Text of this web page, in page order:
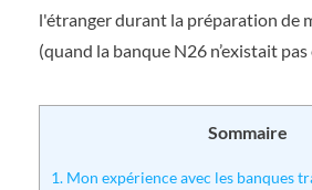
l'étranger durant la préparation de
(quand la banque N26 n’existait
Sommaire
1. Mon expérience avec les banques